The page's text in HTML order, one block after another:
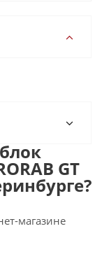
GT
магазине